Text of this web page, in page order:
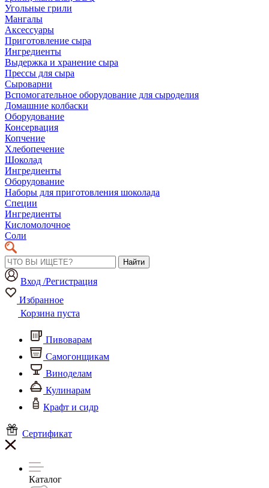
Угольные грили
Мангалы
Аксессуары
Приготовление сыра
Ингредиенты
Выдержка и хранение сыра
Прессы для сыра
Сыроварни
Вспомогательное оборудование для сыроделия
Домашние колбаски
Оборудование
Консервация
Копчение
Хлебопечение
Шоколад
Ингредиенты
Оборудование
Наборы для приготовления шоколада
Специи
Ингредиенты
Кисломолочное
Соли
Найти
Вход /Регистрация
Избранное
Корзина пуста
Пивоварам
Самогонщикам
Виноделам
Кулинарам
Крафт и сидр
Сертификат
Каталог